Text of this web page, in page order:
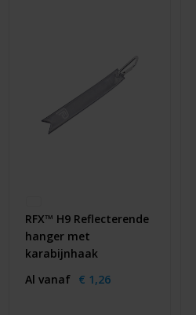
RFX™ H9 Reflecterende
hanger met
karabijnhaak
Al vanaf € 1,26